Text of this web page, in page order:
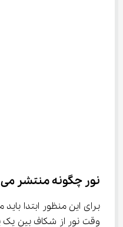
نور چگونه منتشر
برای این منظور ابتدا
وقت نور از شکاف بین